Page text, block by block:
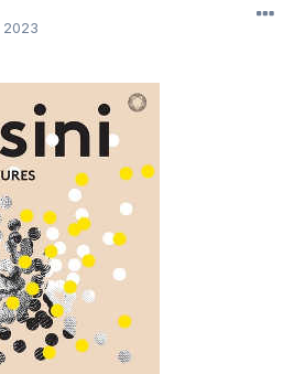
2023